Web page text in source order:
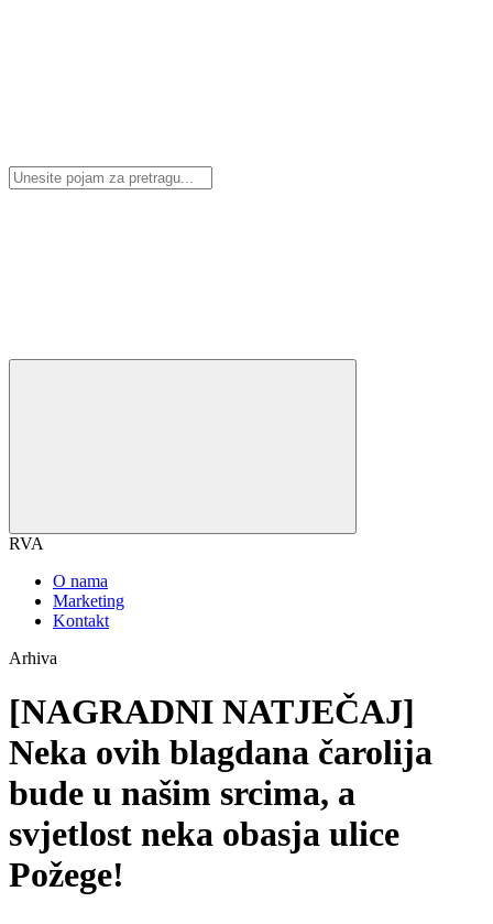
RVA
O nama
Marketing
Kontakt
Arhiva
[NAGRADNI NATJEČAJ]
Neka ovih blagdana čarolija
bude u našim srcima, a
svjetlost neka obasja ulice
Požege!